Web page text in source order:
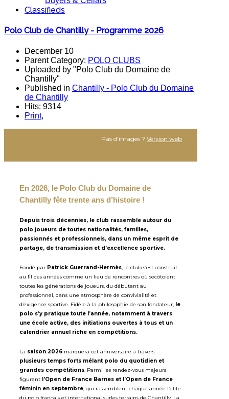
Classifieds
Polo Club de Chantilly - Programme 2026
December 10
Parent Category: POLO CLUBS
Uploaded by "Polo Club du Domaine de
Chantilly"
Published in Chantilly - Polo Club du Domaine
de Chantilly
Hits: 9314
Print,
Pas d'images ? Version web
En 2026, le Polo Club du Domaine de
Chantilly fête trente ans d’histoire !
Depuis trois décennies, le club rassemble autour du
polo joueurs de toutes nationalités, familles,
passionnés et professionnels, dans un même esprit de
partage, de transmission et d’excellence sportive.
Fondé par Patrick Guerrand-Hermès , le club s’est construit
au fil des années comme un lieu de rencontres où secôtoient
toutes les générations de joueurs, du débutant au
professionnel, dans une atmosphère de convivialité et
d’exigence sportive. Fidèle à la philosophie de son fondateur, le
polo s’y pratique toute l’année, notamment à travers
une école active, des initiations ouvertes à tous et un
calendrier annuel riche en compétitions.
La saison 2026 marquera cet anniversaire à travers
plusieurs temps forts mêlant polo du quotidien et
grandes compétitions . Parmi les rendez-vous majeurs
figurent l’Open de France Barnes et l’Open de France
féminin en septembre , qui rassemblent chaque année l’élite
du polo français et international surles terrains de Chantilly. La